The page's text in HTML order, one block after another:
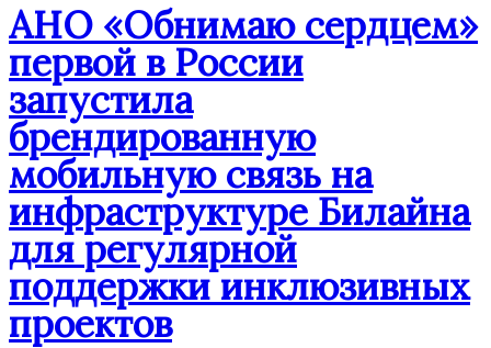
АНО «Обнимаю сердцем»
первой в России
запустила
брендированную
мобильную связь на
инфраструктуре Билайна
для регулярной
поддержки инклюзивных
проектов